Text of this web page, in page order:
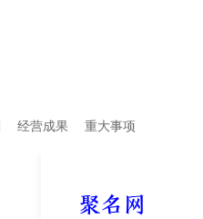
经营成果 重大事项